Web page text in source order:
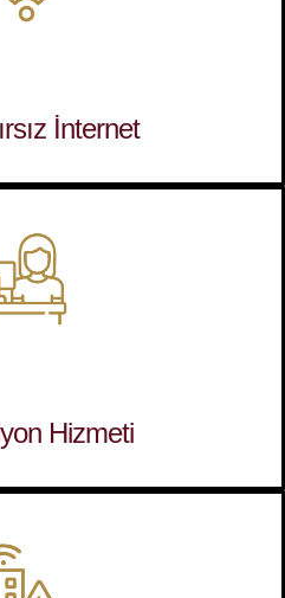
İnternet
Hizmeti